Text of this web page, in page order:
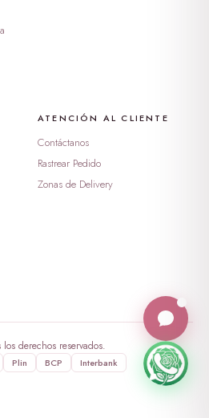
ATENCIÓN AL CLIENTE
Contáctanos
Rastrear Pedido
Zonas de Delivery
derechos reservados.
Plin BCP
Interbank